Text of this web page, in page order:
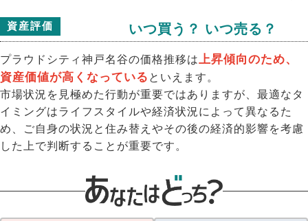
資産評価 いつ買う？ いつ売る？
プラウドシティ神戸名谷の価格推移は上昇傾向のため、
資産価値が高くなっている といえます。
市場状況を見極めた行動が重要ではありますが、最適なタ
イミングはライフスタイルや経済状況によって異なるた
め、ご自身の状況と住み替えやその後の経済的影響を考慮
した上で判断することが重要です。